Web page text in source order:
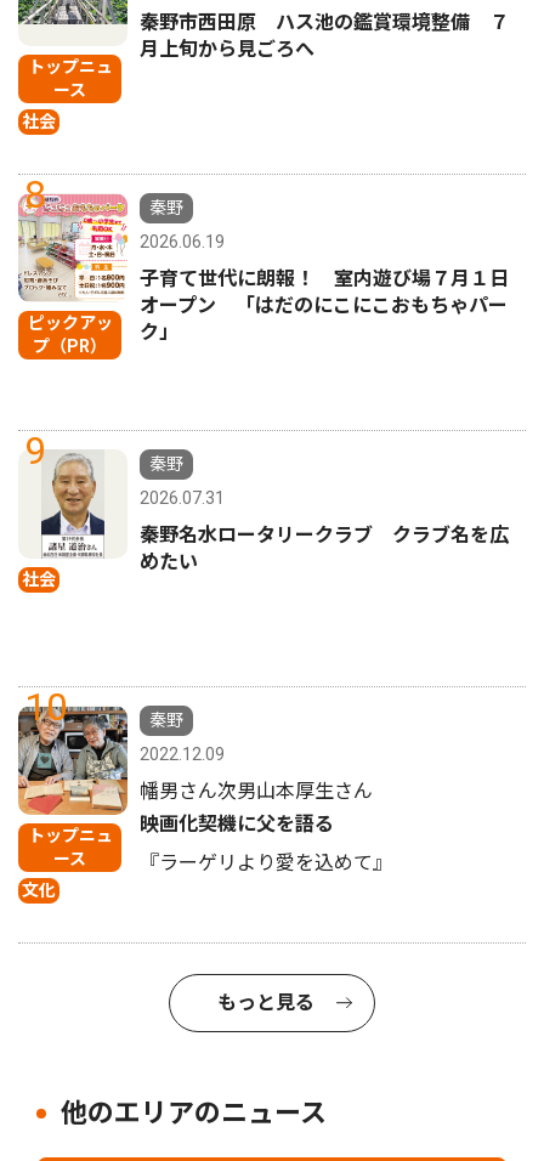
トップニュ
ース
社会
秦野市西田原 ハス池の鑑賞環境整備 ７
月上旬から見ごろへ
8
ピックアッ
プ（PR）
秦野
2026.06.19
子育て世代に朗報！ 室内遊び場７月１日
オープン 「はだのにこにこおもちゃパー
ク」
9
社会
秦野
2026.07.31
秦野名水ロータリークラブ クラブ名を広
めたい
10
トップニュ
ース
文化
秦野
2022.12.09
幡男さん次男山本厚生さん
映画化契機に父を語る
『ラーゲリより愛を込めて』
もっと見る
他のエリアのニュース